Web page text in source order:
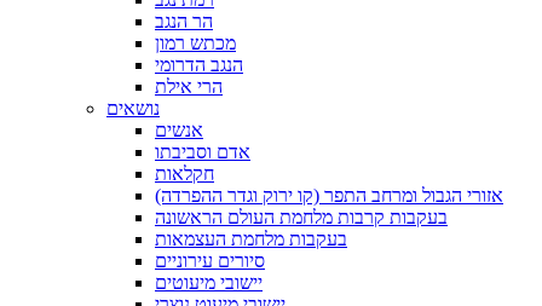
הר הנגב
מכתש רמון
הנגב הדרומי
הרי אילת
נושאים
אנשים
אדם וסביבתו
חקלאות
אזורי הגבול ומרחב התפר (קו ירוק וגדר ההפרדה)
בעקבות קרבות מלחמת העולם הראשונה
בעקבות מלחמת העצמאות
סיורים עירוניים
יישובי מיעוטים